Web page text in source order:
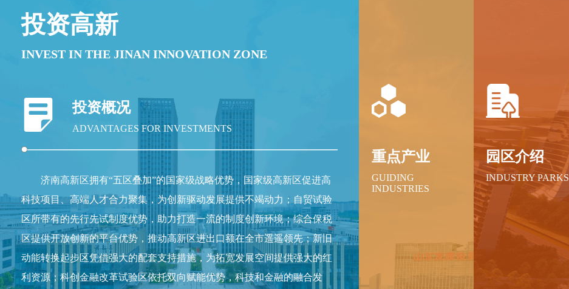
投资高新
INVEST IN THE JINAN INNOVATION ZONE
投资概况
ADVANTAGES FOR INVESTMENTS
济南高新区拥有“五区叠加”的国家级战略优势，国家级高新区促进高
科技项目、高端人才合力聚集，为创新驱动发展提供不竭动力；自贸试验
区所带有的先行先试制度优势，助力打造一流的制度创新环境；综合保税
区提供开放创新的平台优势，推动高新区进出口额在全市遥遥领先；新旧
动能转换起步区凭借强大的配套支持措施，为拓宽发展空间提供强大的红
利资源；科创金融改革试验区依托双向赋能优势，科技和金融的融合发
重点产业
GUIDING
INDUSTRIES
园区介绍
INDUSTRY PARKS